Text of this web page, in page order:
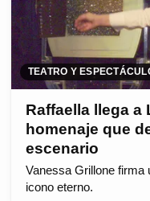
TEATRO Y
Raffaella llega a
homenaje que
escenario
Vanessa Grillone firma
icono eterno.